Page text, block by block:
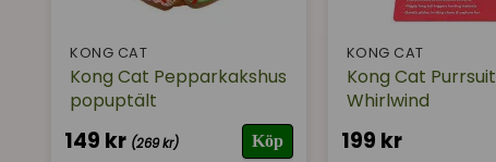
KONG CAT
Kong Cat Pepparkakshus
popuptält
149 kr (269 kr) Köp
KONG CAT
Kong Cat Purrsuit
Whirlwind
199 kr